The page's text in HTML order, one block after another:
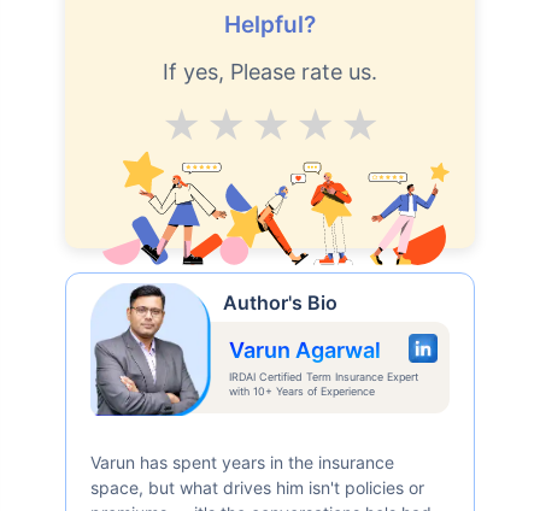
Helpful?
If yes, Please rate us.
Excellent
V.Good
Good
Average
Author's Bio
Varun Agarwal
IRDAI Certified Term Insurance Expert
with 10+ Years of Experience
Varun has spent years in the insurance
space, but what drives him isn't policies or